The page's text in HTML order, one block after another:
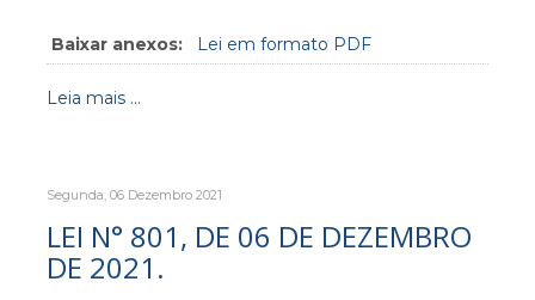
Baixar anexos: Lei em formato PDF
Leia mais ...
Segunda, 06 Dezembro 2021
LEI N° 801, DE 06 DE DEZEMBRO
DE 2021.